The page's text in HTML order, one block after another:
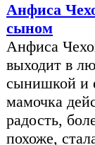
Анфиса
сыном
Анфиса
выходит в
сынишкой и
мамочка
радость,
похоже,